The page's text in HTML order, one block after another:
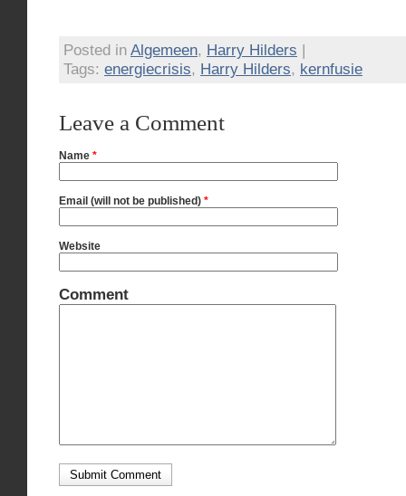
Posted in Algemeen, Harry Hilders |
Tags: energiecrisis, Harry Hilders, kernfusie
Leave a Comment
Name *
Email (will not be published) *
Website
Comment